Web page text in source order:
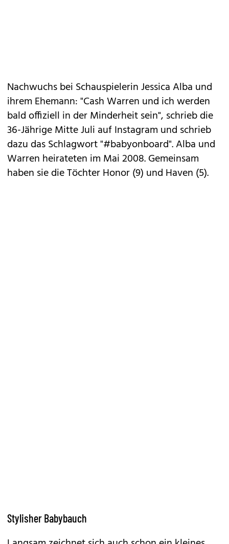
Nachwuchs bei Schauspielerin Jessica Alba und
ihrem Ehemann: "Cash Warren und ich werden
bald offiziell in der Minderheit sein", schrieb die
36-Jährige Mitte Juli auf Instagram und schrieb
dazu das Schlagwort "#babyonboard". Alba und
Warren heirateten im Mai 2008. Gemeinsam
haben sie die Töchter Honor (9) und Haven (5).
Stylisher Babybauch